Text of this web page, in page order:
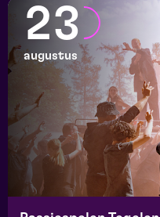
23
augustus